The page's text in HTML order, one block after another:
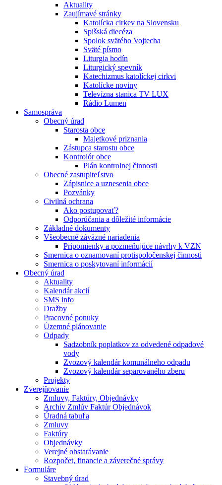
Aktuality
Zaujímavé stránky
Katolícka cirkev na Slovensku
Spišská diecéza
Spolok svätého Vojtecha
Sväté písmo
Liturgia hodín
Liturgický spevník
Katechizmus katolíckej cirkvi
Katolícke noviny
Televízna stanica TV LUX
Rádio Lumen
Samospráva
Obecný úrad
Starosta obce
Majetkové priznania
Zástupca starostu obce
Kontrolór obce
Plán kontrolnej činnosti
Obecné zastupiteľstvo
Zápisnice a uznesenia obce
Pozvánky
Civilná ochrana
Ako postupovať?
Odporúčania a dôležité informácie
Základné dokumenty
Všeobecné záväzné nariadenia
Pripomienky a pozmeňujúce návrhy k VZN
Smernica o oznamovaní protispoločenskej činnosti
Smernica o poskytovaní informácií
Obecný úrad
Aktuality
Kalendár akcií
SMS info
Dražby
Pracovné ponuky
Územné plánovanie
Odpady
Sadzobník poplatkov za odvedené odpadové
vody
Zvozový kalendár komunálneho odpadu
Zvozový kalendár separovaného zberu
Projekty
Zverejňovanie
Zmluvy, Faktúry, Objednávky
Archív Zmlúv Faktúr Objednávok
Úradná tabuľa
Zmluvy
Faktúry
Objednávky
Verejné obstarávanie
Rozpočet, financie a záverečné správy
Formuláre
Stavebný úrad